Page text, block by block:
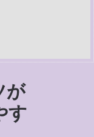
が
す